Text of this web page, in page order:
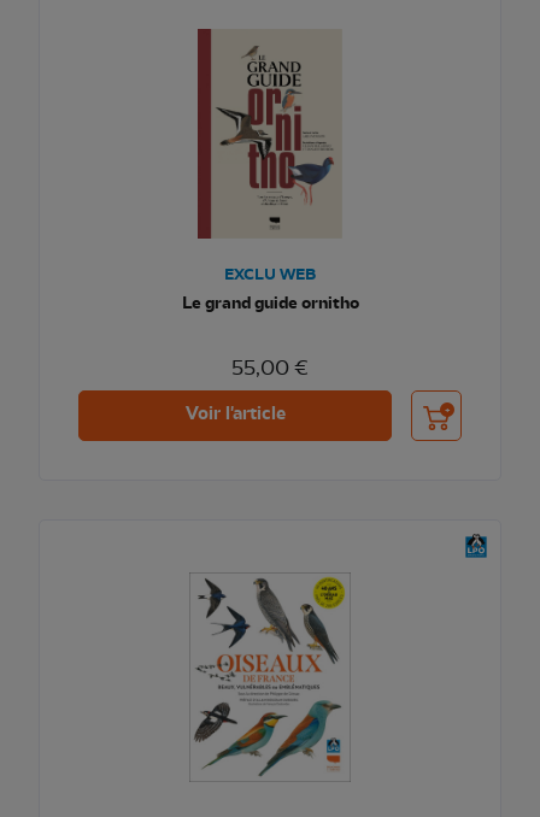
EXCLU WEB
Le grand guide ornitho
55,00 €
Voir l'article Ajouter au